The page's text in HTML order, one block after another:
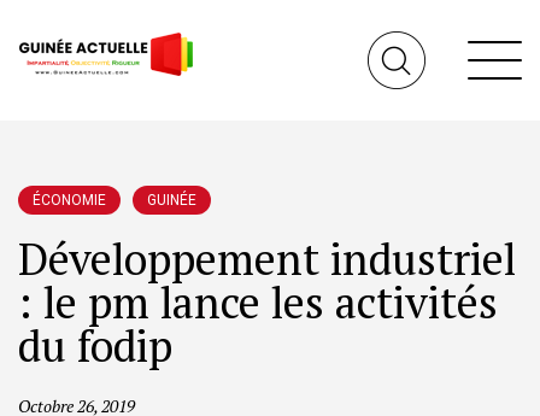
ÉCONOMIE GUINÉE
Développement industriel
: le pm lance les activités
du fodip
Octobre 26, 2019